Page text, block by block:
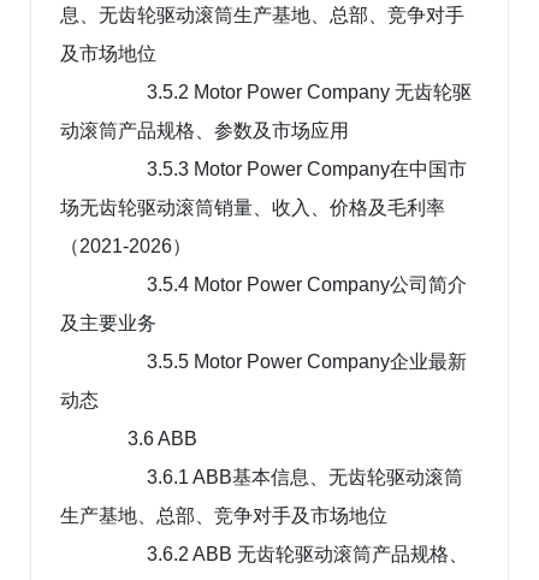
息、无齿轮驱动滚筒生产基地、总部、竞争对手
及市场地位
3.5.2 Motor Power Company 无齿轮驱
动滚筒产品规格、参数及市场应用
3.5.3 Motor Power Company在中国市
场无齿轮驱动滚筒销量、收入、价格及毛利率
（2021-2026）
3.5.4 Motor Power Company公司简介
及主要业务
3.5.5 Motor Power Company企业最新
动态
3.6 ABB
3.6.1 ABB基本信息、无齿轮驱动滚筒
生产基地、总部、竞争对手及市场地位
3.6.2 ABB 无齿轮驱动滚筒产品规格、